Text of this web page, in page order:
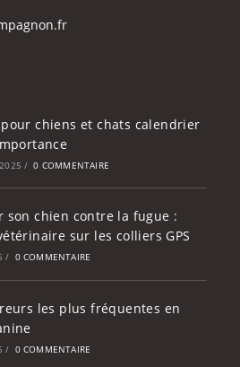
pour chiens et chats calendrier
/ 0 COMMENTAIRE
son chien contre la fugue :
sur les colliers GPS
/ 0 COMMENTAIRE
les plus fréquentes en
/ 0 COMMENTAIRE